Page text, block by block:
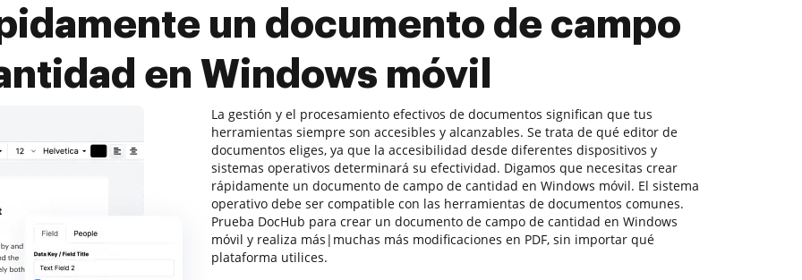
un documento de campo
en Windows móvil
La gestión y el procesamiento efectivos de documentos significan que tus
herramientas siempre son accesibles y alcanzables. Se trata de qué editor de
documentos eliges, ya que la accesibilidad desde diferentes dispositivos y
sistemas operativos determinará su efectividad. Digamos que necesitas crear
rápidamente un documento de campo de cantidad en Windows móvil. El sistema
operativo debe ser compatible con las herramientas de documentos comunes.
Prueba DocHub para crear un documento de campo de cantidad en Windows
móvil y realiza más|muchas más modificaciones en PDF, sin importar qué
plataforma utilices.